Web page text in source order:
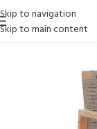
Skip to navigation
Skip to main content